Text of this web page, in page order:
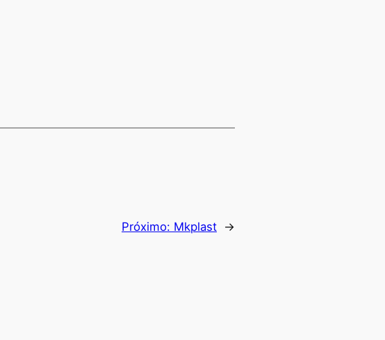
Próximo: Mkplast →